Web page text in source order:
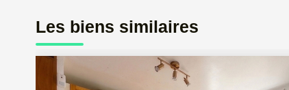
Les biens similaires